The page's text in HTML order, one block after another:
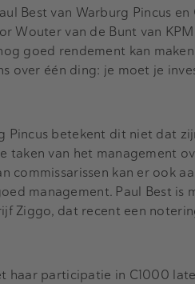
Best van Warburg Pincus
Wouter van de Bunt van
goed rendement kan
over één ding: je moet je
Pincus betekent dit niet dat
taken van het management
commissarissen kan er ook
management. Paul Best is
Ziggo, dat recent een
haar participatie in C1000